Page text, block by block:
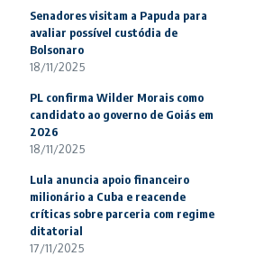
Senadores visitam a Papuda para
avaliar possível custódia de
Bolsonaro
18/11/2025
PL confirma Wilder Morais como
candidato ao governo de Goiás em
2026
18/11/2025
Lula anuncia apoio financeiro
milionário a Cuba e reacende
críticas sobre parceria com regime
ditatorial
17/11/2025